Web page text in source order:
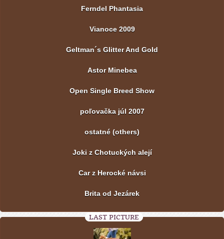
Ferndel Phantasia
Vianoce 2009
Geltman´s Glitter And Gold
Astor Minebea
Open Single Breed Show
poľovačka júl 2007
ostatné (others)
Joki z Chotuckých alejí
Car z Herocké návsi
Brita od Jezárek
LAST PICTURE